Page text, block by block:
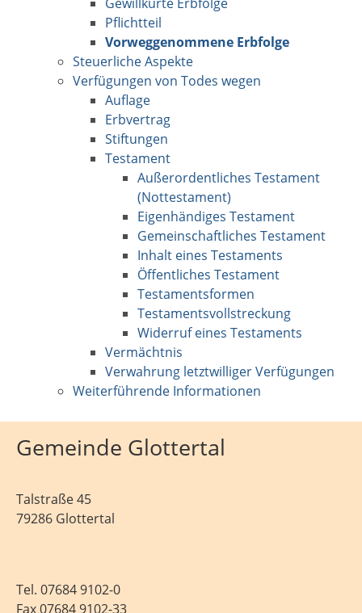
Pflichtteil
Vorweggenommene Erbfolge
Steuerliche Aspekte
Verfügungen von Todes wegen
Auflage
Erbvertrag
Stiftungen
Testament
Außerordentliches Testament
(Nottestament)
Eigenhändiges Testament
Gemeinschaftliches Testament
Inhalt eines Testaments
Öffentliches Testament
Testamentsformen
Testamentsvollstreckung
Widerruf eines Testaments
Vermächtnis
Verwahrung letztwilliger Verfügungen
Weiterführende Informationen
Gemeinde Glottertal
Talstraße 45
79286 Glottertal
Tel. 07684 9102-0
Fax 07684 9102-33